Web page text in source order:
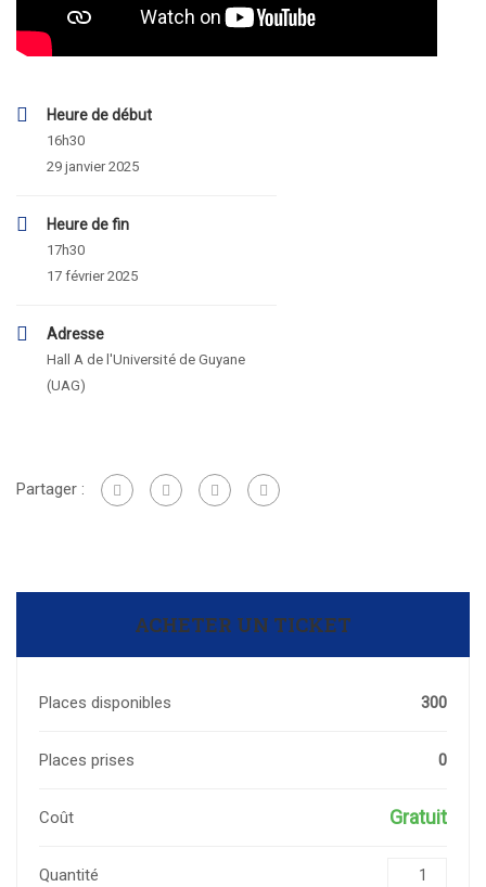
Heure de début
16h30
29 janvier 2025
Heure de fin
17h30
17 février 2025
Adresse
Hall A de l'Université de Guyane
(UAG)
Partager :
ACHETER UN TICKET
Places disponibles 300
Places prises 0
Coût Gratuit
Quantité